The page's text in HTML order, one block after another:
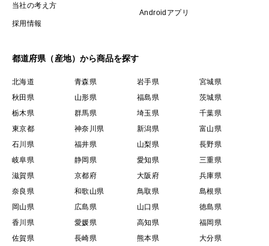
特に糖度20度超えは滅多にお目にかかれる桃ではないの
能性のあります、。
まさに世界でたった１つの唯一無二の贈答品。
これを贈ったあなたのステータスは一気に跳ねあがる事
今回を逃せば、来年またシャトーブリアン級の桃が出来
るとはお約束できません。
ですので、もし購入枠があればぜひ大切な方への贈答用
当社の考え方
採用情報
Androidアプリ
都道府県（産地）から商品を探す
北海道 青森県 岩手県
宮城県
秋田県
山形県 福島県
茨城県
栃木県
群馬県 埼玉県
千葉県
東京都
神奈川県 新潟県
富山県
石川県
福井県 山梨県
長野県
岐阜県
静岡県 愛知県
三重県
滋賀県
京都府 大阪府
兵庫県
奈良県
和歌山県 鳥取県
島根県
岡山県
広島県 山口県
徳島県
香川県
愛媛県 高知県
福岡県
佐賀県
長崎県 熊本県 大分県